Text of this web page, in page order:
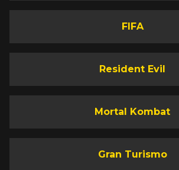
FIFA
Resident Evil
Mortal Kombat
Gran Turismo